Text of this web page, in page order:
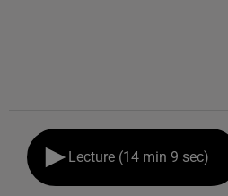
Lecture (14 min 9 sec)